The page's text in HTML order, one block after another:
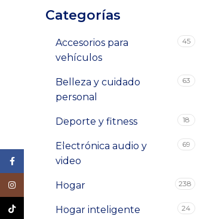
Categorías
Accesorios para
vehículos
45
Belleza y cuidado
personal
63
Deporte y fitness 18
Electrónica audio y
video
69
Hogar 238
Hogar inteligente 24
Facebook
Instagram